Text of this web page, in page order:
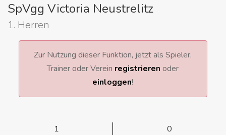
SpVgg Victoria Neustrelitz
1. Herren
Zur Nutzung dieser Funktion, jetzt als Spieler,
Trainer oder Verein registrieren oder
einloggen!
1
0